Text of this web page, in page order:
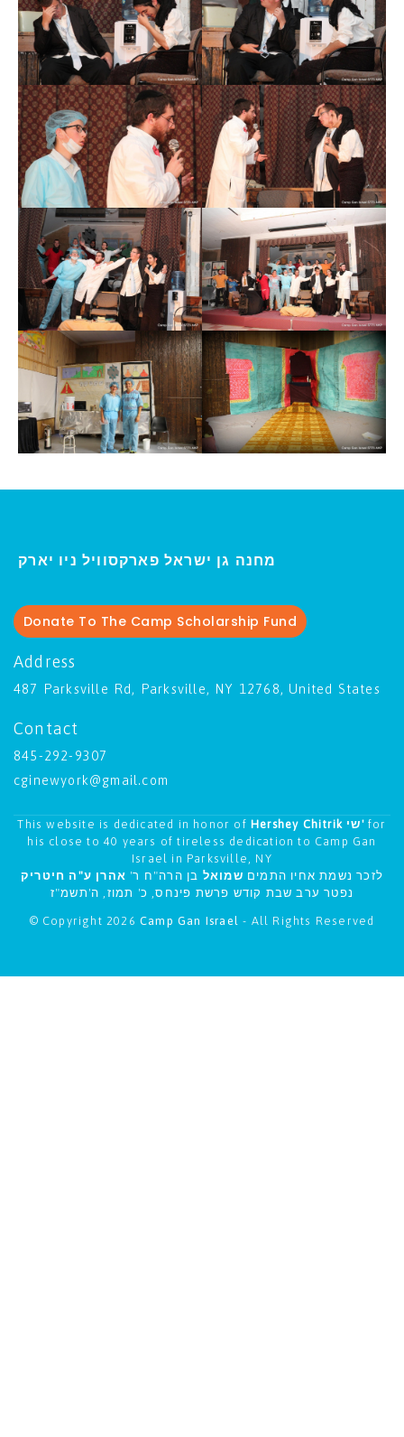
מחנה גן ישראל פארקסוויל ני
Donate To The Camp Scholarship Fund
Address
487 Parksville Rd, Parksville, NY 12768, United States
Contact
845-292-9307
cginewyork@gmail.com
This website is dedicated in honor of Hershey Chitrik שי' for
his close to 40 years of tireless dedication to Camp Gan
Israel in Parksville, NY
לזכר נשמת אחיו התמים שמואל בן הרה"ח ר' אהרן ע"ה חיטריק
נפטר ערב שבת קודש פרשת פינחס, כ' תמוז, ה'תשמ"ז
© Copyright 2026 Camp Gan Israel- All Rights Reserved